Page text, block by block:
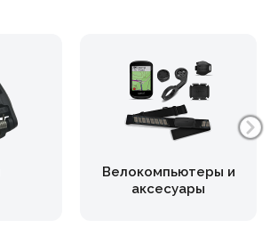
Велокомпьютеры и
аксесуары